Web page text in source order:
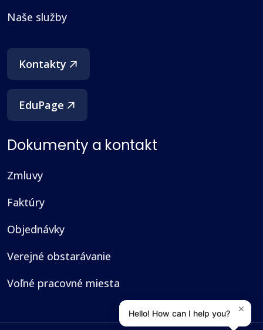
Naše služby
Kontakty
EduPage
(otvorí sa v novom okne)
Dokumenty a kontakt
Zmluvy
Faktúry
Objednávky
Verejné obstarávanie
Voľné pracovné miesta